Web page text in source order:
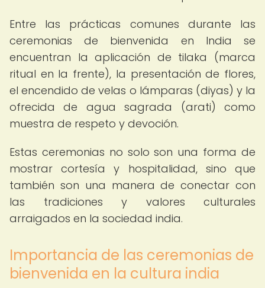
Entre las prácticas comunes durante las
ceremonias de bienvenida en India se
encuentran la aplicación de tilaka (marca
ritual en la frente), la presentación de flores,
el encendido de velas o lámparas (diyas) y la
ofrecida de agua sagrada (arati) como
muestra de respeto y devoción.
Estas ceremonias no solo son una forma de
mostrar cortesía y hospitalidad, sino que
también son una manera de conectar con
las tradiciones y valores culturales
arraigados en la sociedad india.
Importancia de las ceremonias de
bienvenida en la cultura india